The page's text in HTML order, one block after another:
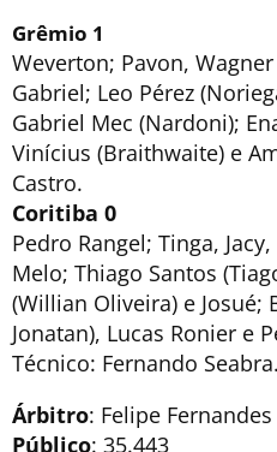
Grêmio 1
Weverton; Pavon,
Gabriel; Leo Pérez
Gabriel Mec (Nardoni);
Vinícius (Braithwaite) e
Castro.
Coritiba 0
Pedro Rangel; Tinga,
Melo; Thiago Santos
(Willian Oliveira) e Josué;
Jonatan), Lucas Ronier e
Técnico: Fernando Seabra.
Árbitro: Felipe Fernandes
Público: 35.443